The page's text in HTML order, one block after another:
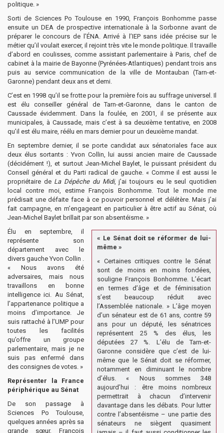
politique. »
Sorti de Sciences Po Toulouse en 1990, François Bonhomme passe
ensuite un DEA de prospective internationale à la Sorbonne avant de
préparer le concours de l’ÉNA. Arrivé à l’IEP sans idée précise sur le
métier qu’il voulait exercer, il rejoint très vite le monde politique. Il travaille
d’abord en coulisses, comme assistant parlementaire à Paris, chef de
cabinet à la mairie de Bayonne (Pyrénées-Atlantiques) pendant trois ans
puis au service communication de la ville de Montauban (Tarn-et-
Garonne) pendant deux ans et demi.
C’est en 1998 qu’il se frotte pour la première fois au suffrage universel. Il
est élu conseiller général de Tarn-et-Garonne, dans le canton de
Caussade évidemment. Dans la foulée, en 2001, il se présente aux
municipales, à Caussade, mais c’est à sa deuxième tentative, en 2008
qu’il est élu maire, réélu en mars dernier pour un deuxième mandat.
En septembre dernier, il se porte candidat aux sénatoriales face aux
deux élus sortants : Yvon Collin, lui aussi ancien maire de Caussade
(décidément !), et surtout Jean-Michel Baylet, le puissant président du
Conseil général et du Parti radical de gauche. « Comme il est aussi le
propriétaire de La Dépêche du Midi, j’ai toujours eu le seul quotidien
local contre moi, estime François Bonhomme. Tout le monde me
prédisait une défaite face à ce pouvoir personnel et délétère. Mais j’ai
fait campagne, en m’engageant en particulier à être actif au Sénat, où
Jean-Michel Baylet brillait par son absentéisme. »
« Le Sénat doit se réformer de lui-
même »
« Certaines critiques contre le Sénat
sont de moins en moins fondées,
souligne François Bonhomme. L’écart
en termes d’âge et de féminisation
s’est beaucoup réduit avec
l’Assemblée nationale. » L’âge moyen
d’un sénateur est de 61 ans, contre 59
ans pour un député, les sénatrices
représentent 25 % des élus, les
députées 27 %. L’élu de Tarn-et-
Garonne considère que c’est de lui-
même que le Sénat doit se réformer,
notamment en diminuant le nombre
d’élus. « Nous sommes 348
aujourd’hui : être moins nombreux
permettrait à chacun d’intervenir
davantage dans les débats. Pour lutter
contre l’absentéisme – une partie des
sénateurs ne siègent quasiment
Élu en septembre, il
représente son
département avec le
divers gauche Yvon Collin .
« Nous avons été
adversaires, mais nous
travaillons en bonne
intelligence ici. Au Sénat,
l’appartenance politique a
moins d’importance. Je
suis rattaché à l’UMP pour
toutes les facilités
qu’offre un groupe
parlementaire, mais je ne
suis pas enfermé dans
des consignes de votes. »
Représenter la France
périphérique au Sénat
De son passage à
Sciences Po Toulouse,
quelques années après sa
grande sœur, François